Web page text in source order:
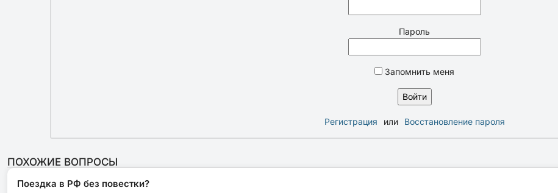
Пароль
Запомнить меня
Регистрация или Восстановление пароля
ПОХОЖИЕ ВОПРОСЫ
Поездка в РФ без повестки?